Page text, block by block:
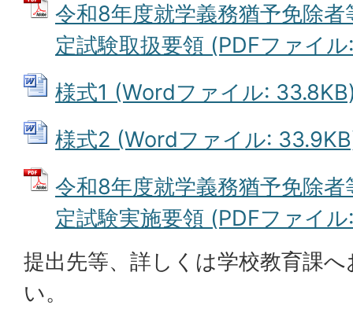
令和8年度就学義務猶予免除
定試験取扱要領 (PDFファイル
様式1 (Wordファイル:
様式2 (Wordファイル:
令和8年度就学義務猶予免除
定試験実施要領 (PDFファイ
提出先等、詳しくは学校教育課
い。